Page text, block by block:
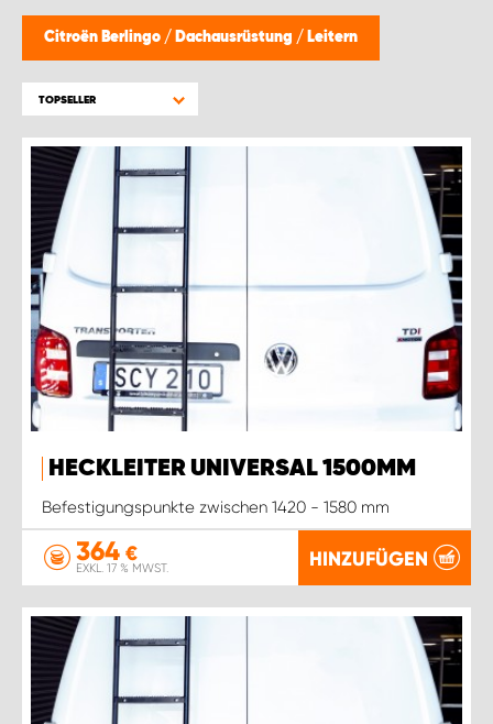
Citroën Berlingo / Dachausrüstung / Leitern
TOPSELLER
HECKLEITER UNIVERSAL 1500MM
Befestigungspunkte zwischen 1420 - 1580 mm
364 €
EXKL. 17 % MWST. HINZUFÜGEN